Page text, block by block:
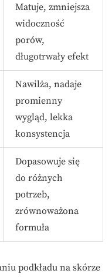
Matuje, zmniejsza
widoczność
porów,
długotrwały efekt
Nawilża, nadaje
promienny
wygląd, lekka
konsystencja
Dopasowuje się
do różnych
potrzeb,
zrównoważona
formuła
podkładu na skórze